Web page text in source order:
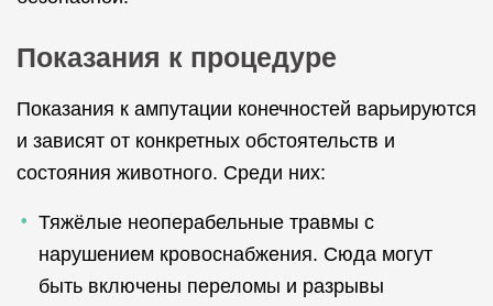
Показания к процедуре
Показания к ампутации конечностей варьируются
и зависят от конкретных обстоятельств и
состояния животного. Среди них:
Тяжёлые неоперабельные травмы с
нарушением кровоснабжения. Сюда могут
быть включены переломы и разрывы